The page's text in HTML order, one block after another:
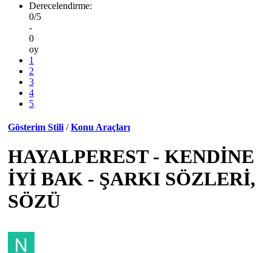
Derecelendirme:
0/5
-
0
oy
1
2
3
4
5
Gösterim Stili / Konu Araçları
HAYALPEREST - KENDİNE
İYİ BAK - ŞARKI SÖZLERİ,
SÖZÜ